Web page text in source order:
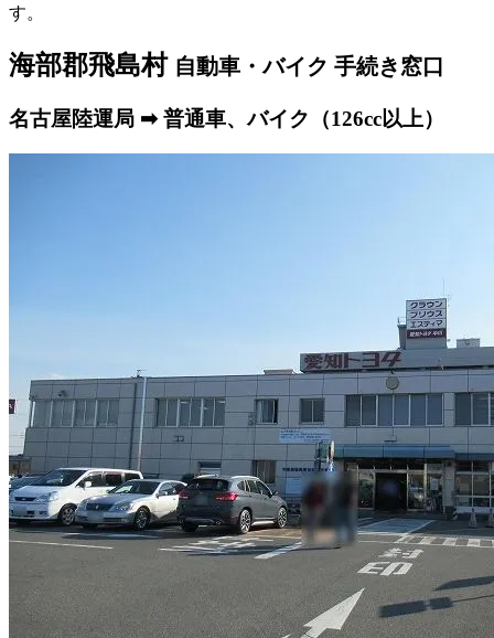
す。
海部郡飛島村 自動車・バイク 手続き窓口
名古屋陸運局 ➡ 普通車、バイク（126cc以上）